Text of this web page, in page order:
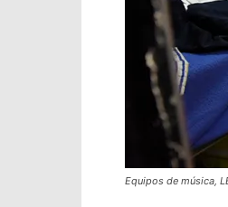
Equipos de música,